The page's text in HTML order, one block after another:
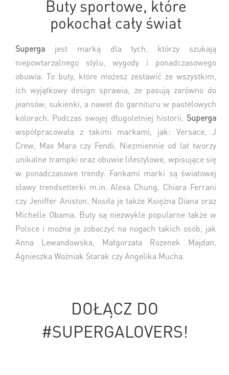
Buty sportowe, które
pokochał cały świat
Superga jest marką dla tych, którzy szukają
niepowtarzalnego stylu, wygody i ponadczasowego
obuwia. To buty, które możesz zestawić ze wszystkim,
ich wyjątkowy design sprawia, że pasują zarówno do
jeansów, sukienki, a nawet do garnituru w pastelowych
kolorach. Podczas swojej długoletniej historii, Superga
współpracowała z takimi markami, jak: Versace, J
Crew, Max Mara czy Fendi. Niezmiennie od lat tworzy
unikalne trampki oraz obuwie lifestylowe, wpisujące się
w ponadczasowe trendy. Fankami marki są światowej
sławy trendsetterki m.in. Alexa Chung, Chiara Ferrani
czy Jeniffer Aniston. Nosiła je także Księżna Diana oraz
Michelle Obama. Buty są niezwykle popularne także w
Polsce i można je zobaczyć na nogach takich osób, jak
Anna Lewandowska, Małgorzata Rozenek Majdan,
Agnieszka Woźniak Starak czy Angelika Mucha.
DOŁĄCZ DO
#SUPERGALOVERS!